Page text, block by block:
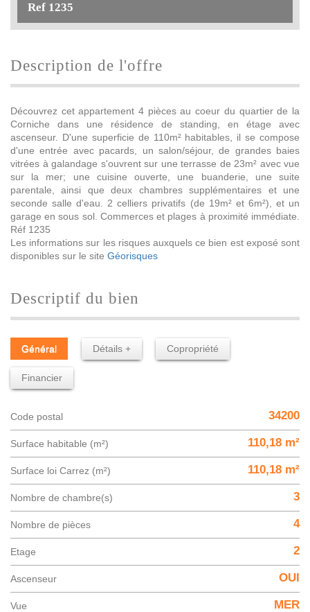
Ref 1235
description de l'offre
Découvrez cet appartement 4 pièces au coeur du quartier de la
Corniche dans une résidence de standing, en étage avec
ascenseur. D'une superficie de 110m² habitables, il se compose
d'une entrée avec pacards, un salon/séjour, de grandes baies
vitrées à galandage s'ouvrent sur une terrasse de 23m² avec vue
sur la mer; une cuisine ouverte, une buanderie, une suite
parentale, ainsi que deux chambres supplémentaires et une
seconde salle d'eau. 2 celliers privatifs (de 19m² et 6m²), et un
garage en sous sol. Commerces et plages à proximité immédiate.
Réf 1235
Les informations sur les risques auxquels ce bien est exposé sont
disponibles sur le site Géorisques
descriptif du bien
Général Détails + Copropriété
Financier
Code postal 34200
Surface habitable (m²) 110,18 m²
Surface loi Carrez (m²) 110,18 m²
Nombre de chambre(s) 3
Nombre de pièces 4
Etage 2
Ascenseur OUI
Vue MER